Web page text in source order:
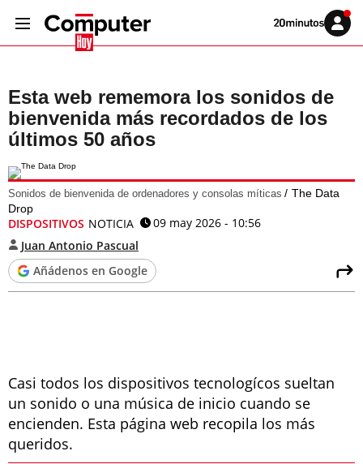
Volver
Iniciar
sesión
Esta web rememora los sonidos de
bienvenida más recordados de los
últimos 50 años
Sonidos de bienvenida de ordenadores y consolas míticas
The Data
Drop
DISPOSITIVOS NOTICIA
09 may 2026 - 10:56
Juan Antonio Pascual
Añádenos en Google
Casi todos los dispositivos tecnologícos sueltan
un sonido o una música de inicio cuando se
encienden. Esta página web recopila los más
queridos.